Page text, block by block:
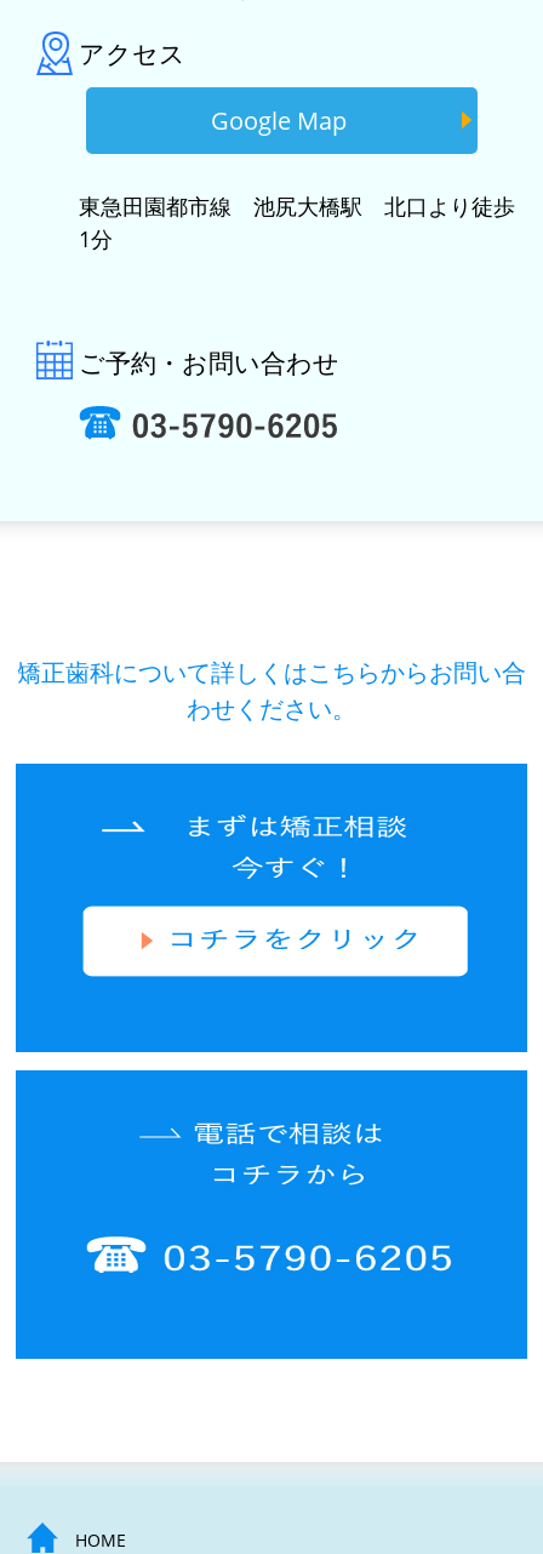
アクセス
Google Map
東急田園都市線 池尻大橋駅 北口より徒歩
1分
ご予約・お問い合わせ
矯正歯科について詳しくはこちらからお問い合
わせください。
HOME